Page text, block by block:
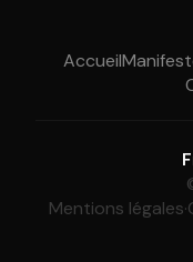
Accueil
Mentions légales·